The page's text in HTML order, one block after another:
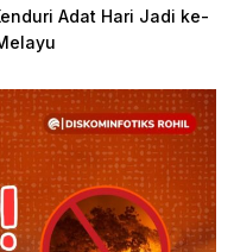
Adat Hari Jadi ke-